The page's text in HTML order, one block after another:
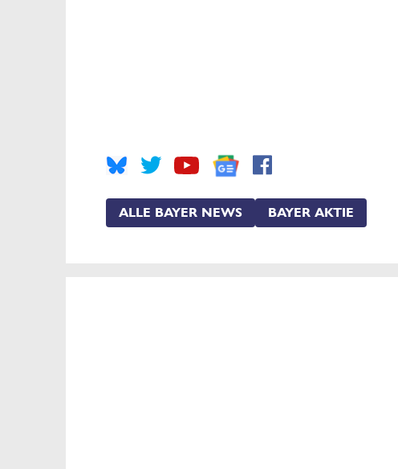
ALLE BAYER NEWS BAYER AKTIE